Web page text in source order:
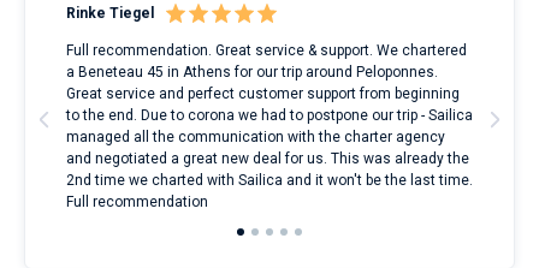
Rinke Tiegel
Full recommendation. Great service & support. We chartered
a Beneteau 45 in Athens for our trip around Peloponnes.
Great service and perfect customer support from beginning
to the end. Due to corona we had to postpone our trip - Sailica
managed all the communication with the charter agency
and negotiated a great new deal for us. This was already the
2nd time we charted with Sailica and it won't be the last time.
Full recommendation